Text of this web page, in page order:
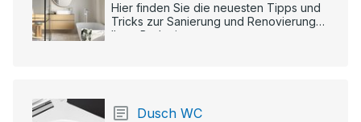
Hier finden Sie die neuesten Tipps und
Tricks zur Sanierung und Renovierung
Ihres Badezimmers.
Dusch WC